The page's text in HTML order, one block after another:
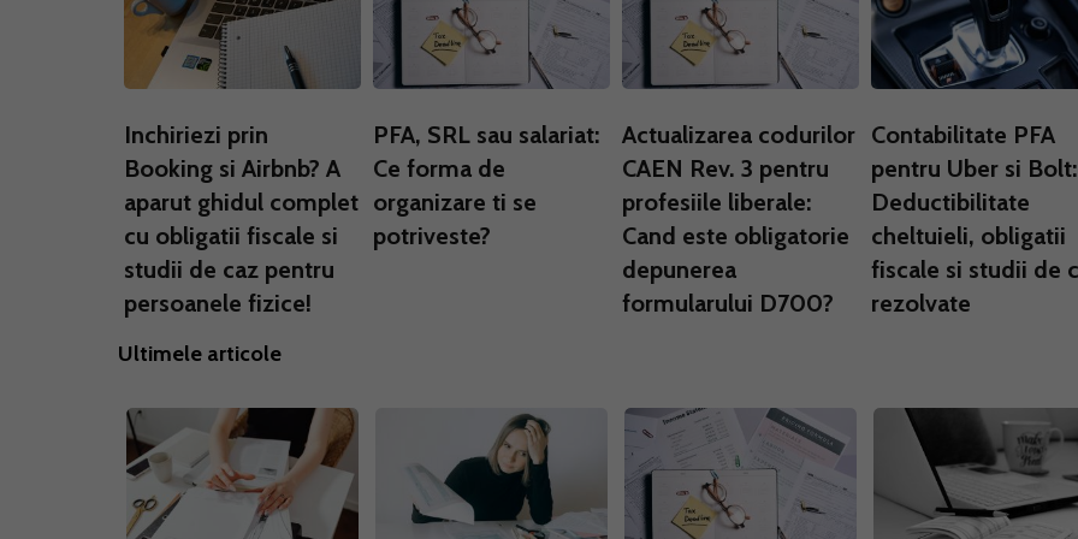
Inchiriezi prin
Booking si Airbnb? A
aparut ghidul complet
cu obligatii fiscale si
studii de caz pentru
persoanele fizice!
PFA, SRL sau salariat:
Ce forma de
organizare ti se
potriveste?
Actualizarea codurilor
CAEN Rev. 3 pentru
profesiile liberale:
Cand este obligatorie
depunerea
formularului D700?
Contabilitate PFA
pentru Uber si Bolt:
Deductibilitate
cheltuieli, obligatii
fiscale si studii de
rezolvate
Ultimele articole